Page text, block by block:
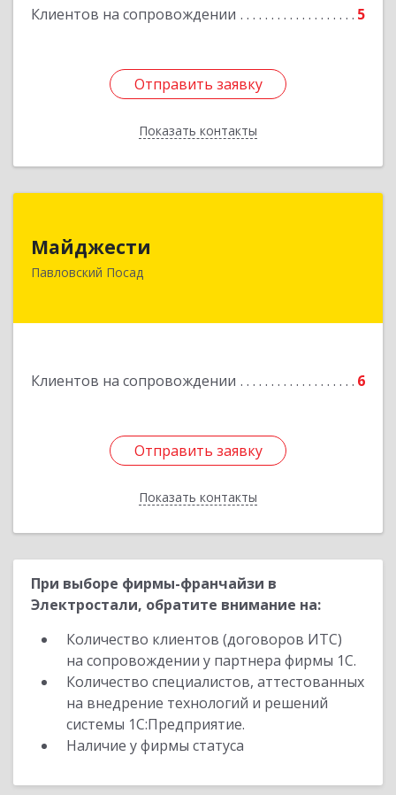
Клиентов на сопровождении 5
Отправить заявку
Показать контакты
Отправить заявку
Назад
Майджести
Павловский Посад
Клиентов на сопровождении 6
Отправить заявку
Показать контакты
142502, Московская обл, Павлово-Посадский р-
н, Павловский Посад г, Южная ул, дом № 22,
Отправить заявку
Назад
При выборе фирмы-франчайзи в
Электростали, обратите внимание на:
Количество клиентов (договоров ИТС)
на сопровождении у партнера фирмы 1С.
Количество специалистов, аттестованных
на внедрение технологий и решений
системы 1С:Предприятие.
Наличие у фирмы статуса